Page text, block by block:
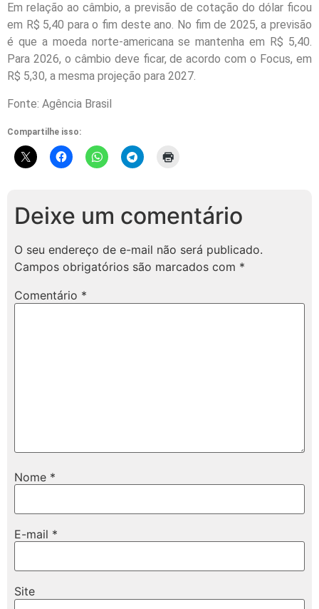
Em relação ao câmbio, a previsão de cotação do dólar ficou
em R$ 5,40 para o fim deste ano. No fim de 2025, a previsão
é que a moeda norte-americana se mantenha em R$ 5,40.
Para 2026, o câmbio deve ficar, de acordo com o Focus, em
R$ 5,30, a mesma projeção para 2027.
Fonte: Agência Brasil
Compartilhe isso:
Deixe um comentário
O seu endereço de e-mail não será publicado.
Campos obrigatórios são marcados com *
Comentário *
Nome *
E-mail *
Site